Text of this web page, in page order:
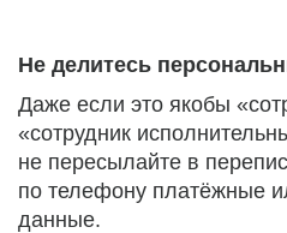
Не делитесь
Даже если это якобы
«сотрудник
не пересылайте в
по телефону платёжные
данные.